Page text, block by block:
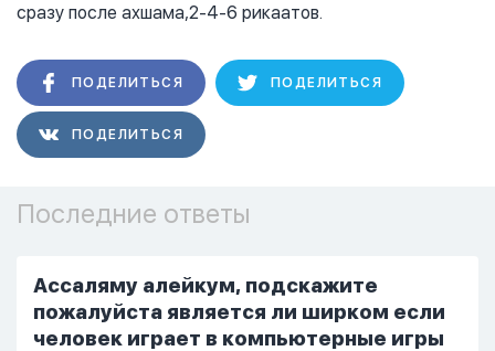
сразу после ахшама,2-4-6 рикаатов.
ПОДЕЛИТЬСЯ ПОДЕЛИТЬСЯ
ПОДЕЛИТЬСЯ
Последние ответы
Ассаляму алейкум, подскажите
пожалуйста является ли ширком если
человек играет в компьютерные игры